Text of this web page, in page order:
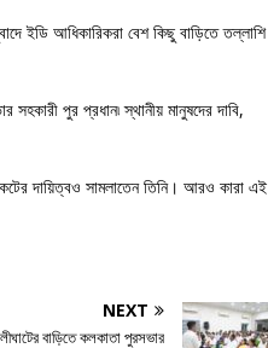
ইডি আধিকারিকরা বেশ কিছু বাড়িতে তল্লাশি
পুর প্রধান৷ স্থানীয় মানুষদের দাবি,
দায়িত্বও সামলাতেন তিনি। আরও কারা এই
NEXT
বাড়িতে কলকাতা পুরসভার